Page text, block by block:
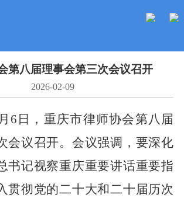
第八届理事会第三次会议召开
2026-02-09
月 6 日，重庆市律师协会第八届
会议召开。会议强调，要深化
书记视察重庆重要讲话重要指
贯彻党的二十大和二十届历次